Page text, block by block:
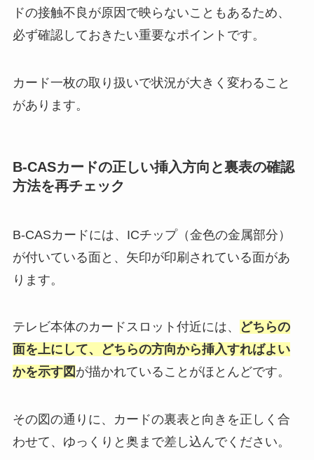
ドの接触不良が原因で映らないこともあるため、
必ず確認しておきたい重要なポイントです。
カード一枚の取り扱いで状況が大きく変わること
があります。
B-CASカードの正しい挿入方向と裏表の確認
方法を再チェック
B-CASカードには、ICチップ（金色の金属部分）
が付いている面と、矢印が印刷されている面があ
ります。
テレビ本体のカードスロット付近には、
どちらの
面を上にして、どちらの方向から挿入すればよい
かを示す図 が描かれていることがほとんどです。
その図の通りに、カードの裏表と向きを正しく合
わせて、ゆっくりと奥まで差し込んでください。